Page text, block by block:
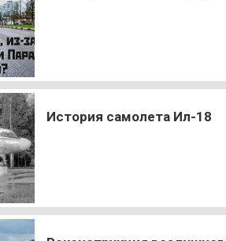
История самолета Ил-18